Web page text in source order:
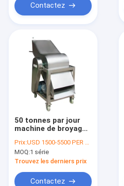
Contactez
50 tonnes par jour
machine de broyage
Pour l'utilisation de
blocs de glace
Prix:USD 1500-5500 PER SER
MOQ:1 série
Trouvez les derniers prix
Contactez